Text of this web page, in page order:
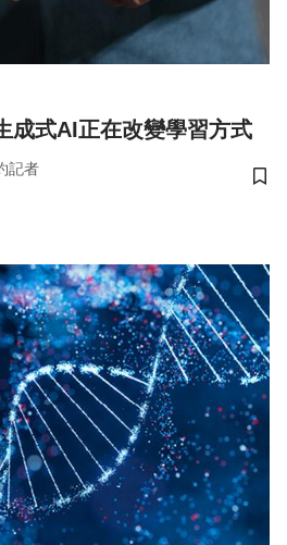
成式AI正在改變學習方式
記者
儲